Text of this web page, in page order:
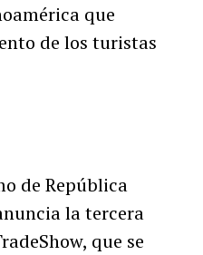
que
de los turistas
de República
la tercera
que se